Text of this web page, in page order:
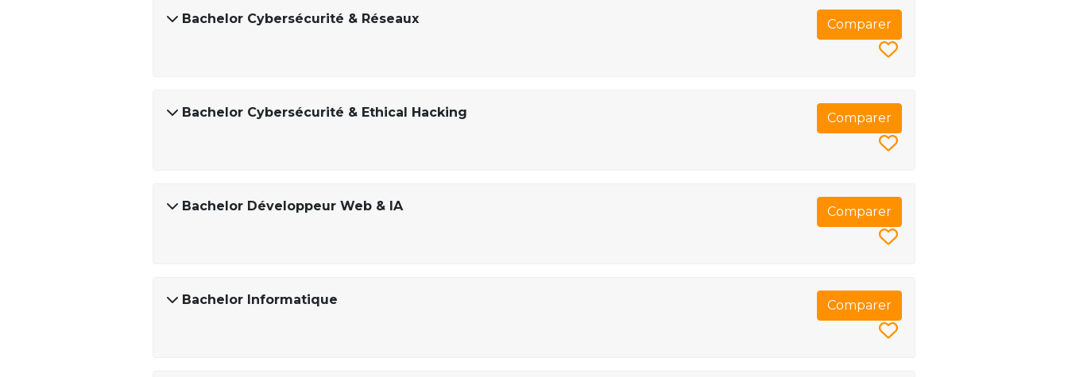
Bachelor Cybersécurité & Réseaux Comparer
Bachelor Cybersécurité & Ethical Hacking Comparer
Bachelor Développeur Web & IA Comparer
Bachelor Informatique Comparer